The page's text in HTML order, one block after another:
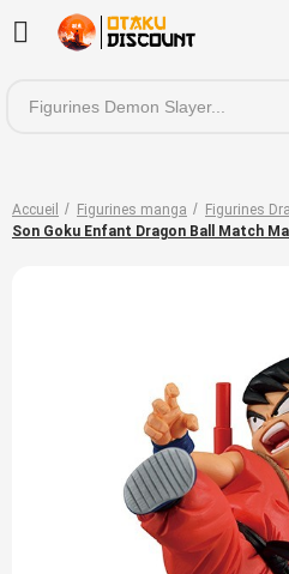
Accueil Figurines manga
Figurines
Son Goku Enfant Dragon Ball Match